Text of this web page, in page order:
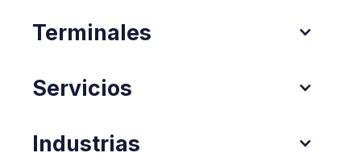
Terminales
Servicios
Industrias